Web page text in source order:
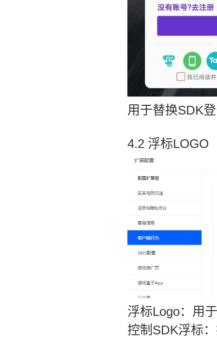
用于替换SDK
4.2 浮标LOGO
浮标Logo：用
控制SDK浮标